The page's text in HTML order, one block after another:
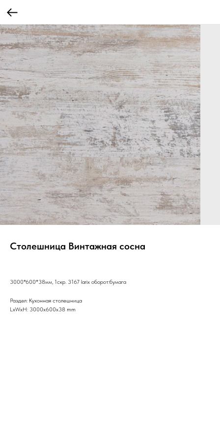
Столешница Винтажная сосна
3000*600*38мм, 1скр. 3167 larix оборот:бумага
Раздел: Кухонная столешница
LxWxH: 3000x600x38 mm